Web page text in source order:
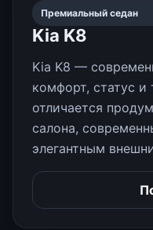
Премиальный седан
Kia K8
Kia K8 —
комфорт, статус и
отличается
салона,
элегантным